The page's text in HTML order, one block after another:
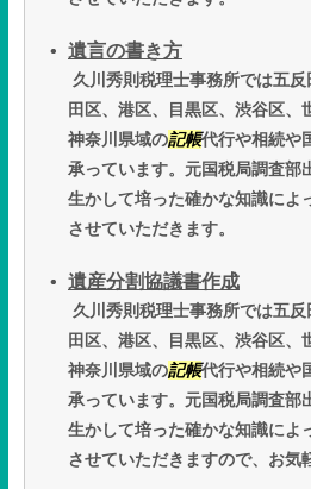
遺言の書き方
久川秀則税理士事務所では五
田区、港区、目黒区、渋谷区、
神奈川県域の記帳代行や相続や
承っています。元国税局調査部
生かして培った確かな知識によ
させていただきます。
遺産分割協議書作成
久川秀則税理士事務所では五
田区、港区、目黒区、渋谷区、
神奈川県域の記帳代行や相続や
承っています。元国税局調査部
生かして培った確かな知識によ
させていただきますので、お気